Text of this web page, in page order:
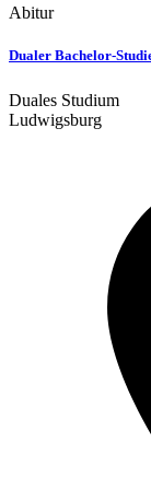
Abitur
Dualer Bachelor-
Duales Studium
Ludwigsburg